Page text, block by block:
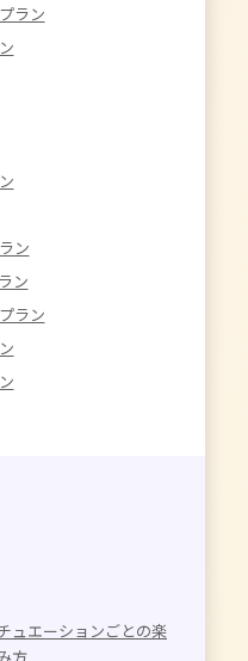
ラン
ン
ン
ラン
ュエーションごとの楽